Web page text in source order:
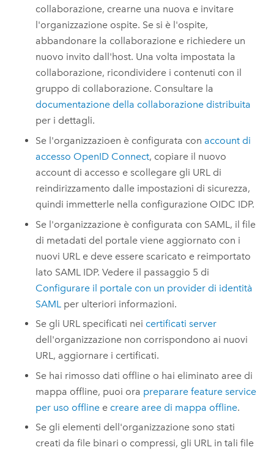
collaborazione, crearne una nuova e invitare
l'organizzazione ospite. Se si è l'ospite,
abbandonare la collaborazione e richiedere un
nuovo invito dall'host. Una volta impostata la
collaborazione, ricondividere i contenuti con il
gruppo di collaborazione. Consultare la
documentazione della collaborazione distribuita
per i dettagli.
Se l'organizzazioen è configurata con account di
accesso OpenID Connect, copiare il nuovo
account di accesso e scollegare gli URL di
reindirizzamento dalle impostazioni di sicurezza,
quindi immetterle nella configurazione OIDC IDP.
Se l'organizzazione è configurata con SAML, il file
di metadati del portale viene aggiornato con i
nuovi URL e deve essere scaricato e reimportato
lato SAML IDP. Vedere il passaggio 5 di
Configurare il portale con un provider di identità
SAML per ulteriori informazioni.
Se gli URL specificati nei certificati server
dell'organizzazione non corrispondono ai nuovi
URL, aggiornare i certificati.
Se hai rimosso dati offline o hai eliminato aree di
mappa offline, puoi ora preparare feature service
per uso offline e creare aree di mappa offline.
Se gli elementi dell'organizzazione sono stati
creati da file binari o compressi, gli URL in tali file